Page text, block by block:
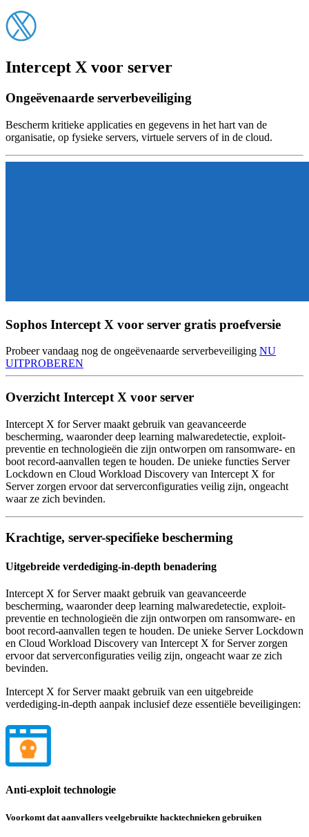
Intercept X voor server
Ongeëvenaarde serverbeveiliging
Bescherm kritieke applicaties en gegevens in het hart van de
organisatie, op fysieke servers, virtuele servers of in de cloud.
Sophos Intercept X voor server gratis proefversie
Probeer vandaag nog de ongeëvenaarde serverbeveiliging NU
UITPROBEREN
Overzicht Intercept X voor server
Intercept X for Server maakt gebruik van geavanceerde
bescherming, waaronder deep learning malwaredetectie, exploit-
preventie en technologieën die zijn ontworpen om ransomware- en
boot record-aanvallen tegen te houden. De unieke functies Server
Lockdown en Cloud Workload Discovery van Intercept X for
Server zorgen ervoor dat serverconfiguraties veilig zijn, ongeacht
waar ze zich bevinden.
Krachtige, server-specifieke bescherming
Uitgebreide verdediging-in-depth benadering
Intercept X for Server maakt gebruik van geavanceerde
bescherming, waaronder deep learning malwaredetectie, exploit-
preventie en technologieën die zijn ontworpen om ransomware- en
boot record-aanvallen tegen te houden. De unieke Server Lockdown
en Cloud Workload Discovery van Intercept X for Server zorgen
ervoor dat serverconfiguraties veilig zijn, ongeacht waar ze zich
bevinden.
Intercept X for Server maakt gebruik van een uitgebreide
verdediging-in-depth aanpak inclusief deze essentiële beveiligingen:
Anti-exploit technologie
Voorkomt dat aanvallers veelgebruikte hacktechnieken gebruiken